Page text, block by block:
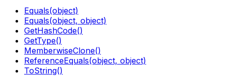
Equals(object)
Equals(object, object)
GetHashCode()
GetType()
MemberwiseClone()
ReferenceEquals(object, object)
ToString()